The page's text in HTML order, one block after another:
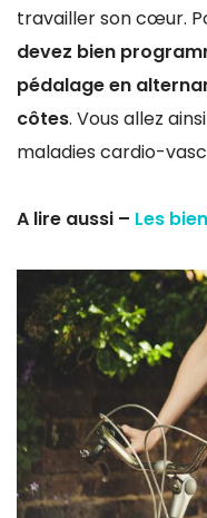
travailler son cœur.
devez bien
pédalage en
côtes. Vous allez
maladies cardio-
A lire aussi – Les